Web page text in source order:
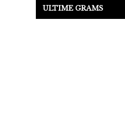
ULTIME GRAMS